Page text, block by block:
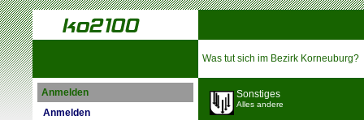
Was tut sich im Bezirk Korneuburg?
Anmelden
Anmelden
Sonstiges
Alles andere